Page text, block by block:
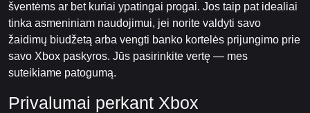
šventėms ar bet kuriai ypatingai progai. Jos taip pat idealiai
tinka asmeniniam naudojimui, jei norite valdyti savo
žaidimų biudžetą arba vengti banko kortelės prijungimo prie
savo Xbox paskyros. Jūs pasirinkite vertę — mes
suteikiame patogumą.
Privalumai perkant Xbox